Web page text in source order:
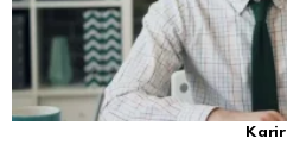
Karir